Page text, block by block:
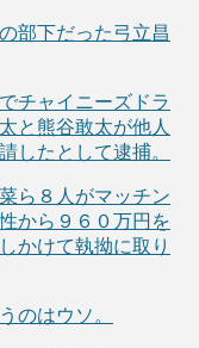
部下だった弓立昌
チャイニーズドラ
と熊谷敢太が他人
したとして逮捕。
ら８人がマッチン
から９６０万円を
かけて執拗に取り
のはウソ。